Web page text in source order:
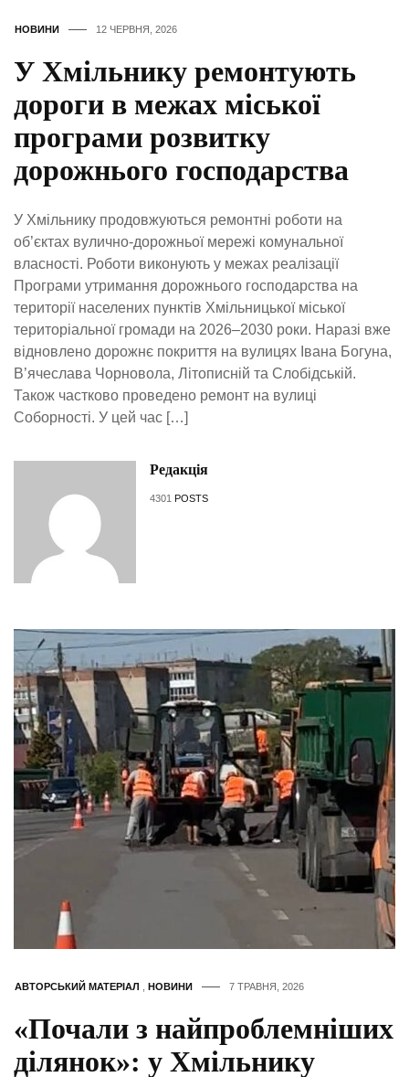
НОВИНИ 12 ЧЕРВНЯ, 2026
У Хмільнику ремонтують
дороги в межах міської
програми розвитку
дорожнього господарства
У Хмільнику продовжуються ремонтні роботи на
об’єктах вулично-дорожньої мережі комунальної
власності. Роботи виконують у межах реалізації
Програми утримання дорожнього господарства на
території населених пунктів Хмільницької міської
територіальної громади на 2026–2030 роки. Наразі вже
відновлено дорожнє покриття на вулицях Івана Богуна,
В’ячеслава Чорновола, Літописній та Слобідській.
Також частково проведено ремонт на вулиці
Соборності. У цей час […]
Редакція
4301 POSTS
АВТОРСЬКИЙ МАТЕРІАЛ НОВИНИ 7 ТРАВНЯ, 2026
«Почали з найпроблемніших
ділянок»: у Хмільнику